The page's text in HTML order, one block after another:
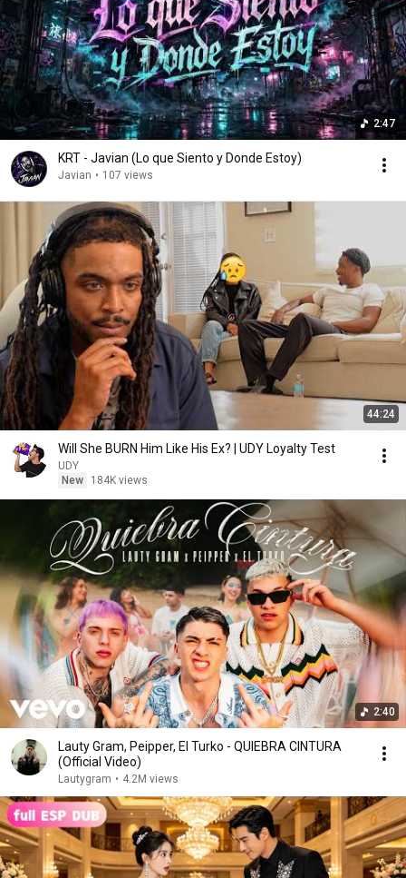
2:47
KRT - Javian (Lo que Siento y Donde Estoy)
Javian • 107 views
44:24
Will She BURN Him Like His Ex? | UDY Loyalty Test
UDY
New
184K views
2:40
Lauty Gram, Peipper, El Turko - QUIEBRA CINTURA
(Official Video)
Lautygram • 4.2M views